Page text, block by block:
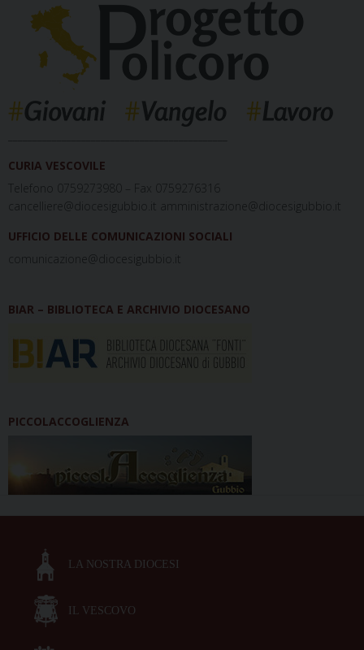
CURIA VESCOVILE
Telefono 0759273980 – Fax 0759276316
cancelliere@diocesigubbio.it amministrazione@diocesigubbio.it
UFFICIO DELLE COMUNICAZIONI SOCIALI
comunicazione@diocesigubbio.it
BIAR – BIBLIOTECA E ARCHIVIO DIOCESANO
PICCOLACCOGLIENZA
LA NOSTRA DIOCESI
IL VESCOVO